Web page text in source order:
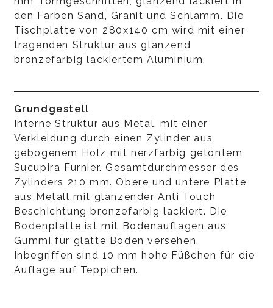
den Farben Sand, Granit und Schlamm. Die
Tischplatte von 280x140 cm wird mit einer
tragenden Struktur aus glänzend
bronzefarbig lackiertem Aluminium.
Grundgestell
Interne Struktur aus Metal, mit einer
Verkleidung durch einen Zylinder aus
gebogenem Holz mit nerzfarbig getöntem
Sucupira Furnier. Gesamtdurchmesser des
Zylinders 210 mm. Obere und untere Platte
aus Metall mit glänzender Anti Touch
Beschichtung bronzefarbig lackiert. Die
Bodenplatte ist mit Bodenauflagen aus
Gummi für glatte Böden versehen.
Inbegriffen sind 10 mm hohe Füßchen für die
Auflage auf Teppichen.